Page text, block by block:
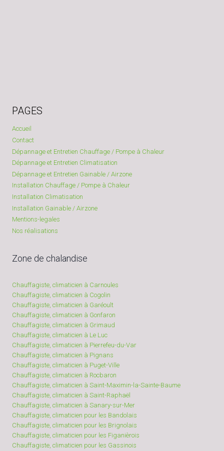
PAGES
Accueil
Contact
Dépannage et Entretien Chauffage / Pompe à Chaleur
Dépannage et Entretien Climatisation
Dépannage et Entretien Gainable / Airzone
Installation Chauffage / Pompe à Chaleur
Installation Climatisation
Installation Gainable / Airzone
Mentions-legales
Nos réalisations
Zone de chalandise
Chauffagiste, climaticien à Carnoules
Chauffagiste, climaticien à Cogolin
Chauffagiste, climaticien à Garéoult
Chauffagiste, climaticien à Gonfaron
Chauffagiste, climaticien à Grimaud
Chauffagiste, climaticien à Le Luc
Chauffagiste, climaticien à Pierrefeu-du-Var
Chauffagiste, climaticien à Pignans
Chauffagiste, climaticien à Puget-Ville
Chauffagiste, climaticien à Rocbaron
Chauffagiste, climaticien à Saint-Maximin-la-Sainte-Baume
Chauffagiste, climaticien à Saint-Raphaël
Chauffagiste, climaticien à Sanary-sur-Mer
Chauffagiste, climaticien pour les Bandolais
Chauffagiste, climaticien pour les Brignolais
Chauffagiste, climaticien pour les Figanièrois
Chauffagiste, climaticien pour les Gassinois